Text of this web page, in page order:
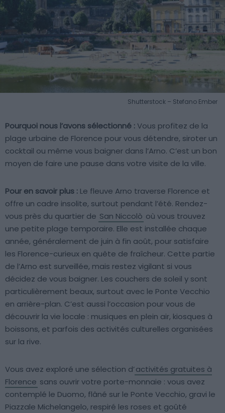
Shutterstock – Stefano Ember
Pourquoi nous l’avons sélectionné :Vous profitez de la
plage urbaine de Florence pour vous détendre, siroter un
cocktail ou même vous baigner dans l’Arno. C’est un bon
moyen de faire une pause dans votre visite de la ville.
Pour en savoir plus : Le fleuve Arno traverse Florence et
offre un cadre insolite, surtout pendant l’été. Rendez-
vous près du quartier de San Niccolò où vous trouvez
une petite plage temporaire. Elle est installée chaque
année, généralement de juin à fin août, pour satisfaire
les Florence-curieux en quête de fraîcheur. Cette partie
de l’Arno est surveillée, mais restez vigilant si vous
décidez de vous baigner. Les couchers de soleil y sont
particulièrement beaux, surtout avec le Ponte Vecchio
en arrière-plan. C’est aussi l’occasion pour vous de
découvrir la vie locale : musiques en plein air, kiosques à
boissons, et parfois des activités culturelles organisées
sur la rive.
Vous avez exploré une sélection d’activités gratuites à
Florence sans ouvrir votre porte-monnaie : vous avez
contemplé le Duomo, flâné sur le Ponte Vecchio, gravi le
Piazzale Michelangelo, respiré les roses et goûté